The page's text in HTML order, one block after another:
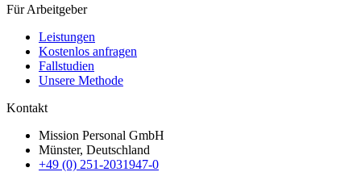
Für Arbeitgeber
Leistungen
Kostenlos anfragen
Fallstudien
Unsere Methode
Kontakt
Mission Personal GmbH
Münster, Deutschland
+49 (0) 251-2031947-0